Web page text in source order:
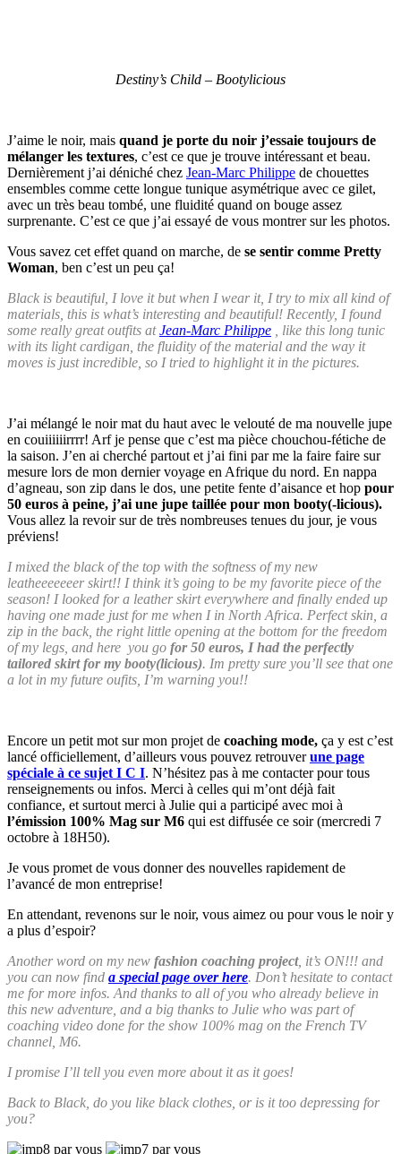
Destiny’s Child – Bootylicious
J’aime le noir, mais quand je porte du noir j’essaie toujours de
mélanger les textures, c’est ce que je trouve intéressant et beau.
Dernièrement j’ai déniché chez Jean-Marc Philippe de chouettes
ensembles comme cette longue tunique asymétrique avec ce gilet,
avec un très beau tombé, une fluidité quand on bouge assez
surprenante. C’est ce que j’ai essayé de vous montrer sur les photos.
Vous savez cet effet quand on marche, de se sentir comme Pretty
Woman, ben c’est un peu ça!
Black is beautiful, I love it but when I wear it, I try to mix all kind of
materials, this is what’s interesting and beautiful! Recently, I found
some really great outfits atJean-Marc Philippe , like this long tunic
with its light cardigan, the fluidity of the material and the way it
moves is just incredible, so I tried to highlight it in the pictures.
J’ai mélangé le noir mat du haut avec le velouté de ma nouvelle jupe
en couiiiiiirrrr! Arf je pense que c’est ma pièce chouchou-fétiche de
la saison. J’en ai cherché partout et j’ai fini par me la faire faire sur
mesure lors de mon dernier voyage en Afrique du nord. En nappa
d’agneau, son zip dans le dos, une petite fente d’aisance et hop pour
50 euros à peine, j’ai une jupe taillée pour mon booty(-licious).
Vous allez la revoir sur de très nombreuses tenues du jour, je vous
préviens!
I mixed the black of the top with the softness of my new
leatheeeeeeer skirt!! I think it’s going to be my favorite piece of the
season! I looked for a leather skirt everywhere and finally ended up
having one made just for me when I in North Africa. Perfect skin, a
zip in the back, the right little opening at the bottom for the freedom
of my legs, and here you go for 50 euros, I had the perfectly
tailored skirt for my booty(licious). Im pretty sure you’ll see that one
a lot in my future oufits, I’m warning you!!
Encore un petit mot sur mon projet de coaching mode, ça y est c’est
lancé officiellement, d’ailleurs vous pouvez retrouverune page
spéciale à ce sujet I C I. N’hésitez pas à me contacter pour tous
renseignements ou infos. Merci à celles qui m’ont déjà fait
confiance, et surtout merci à Julie qui a participé avec moi à
l’émission 100% Mag sur M6 qui est diffusée ce soir (mercredi 7
octobre à 18H50).
Je vous promet de vous donner des nouvelles rapidement de
l’avancé de mon entreprise!
En attendant, revenons sur le noir, vous aimez ou pour vous le noir y
a plus d’espoir?
Another word on my new fashion coaching project, it’s ON!!! and
you can now find a special page over here. Don’t hesitate to contact
me for more infos. And thanks to all of you who already believe in
this new adventure, and a big thanks to Julie who was part of
coaching video done for the show 100% mag on the French TV
channel, M6.
I promise I’ll tell you even more about it as it goes!
Back to Black, do you like black clothes, or is it too depressing for
you?